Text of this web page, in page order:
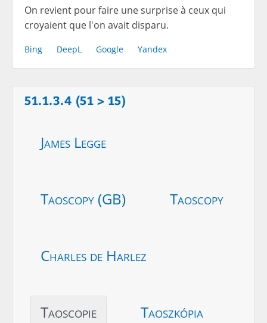
On revient pour faire une surprise à ceux qui
croyaient que l'on avait disparu.
Bing DeepL Google Yandex
51.1.3.4 (51 > 15)
James Legge
Taoscopy (GB) Taoscopy
Charles de Harlez
Taoscopie Taoszkópia